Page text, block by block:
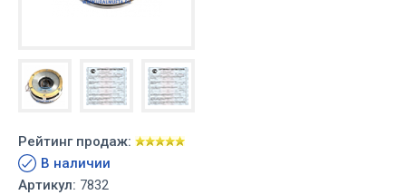
Рейтинг продаж:
В наличии
Артикул: 7832